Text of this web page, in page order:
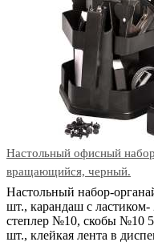
Настольный офисный
вращающийся, черный.
Настольный набор-
шт., карандаш с
степлер №10, скобы №10
шт., клейкая лента в